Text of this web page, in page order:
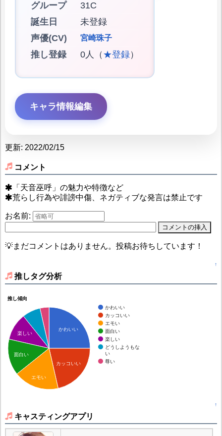
グループ
31C
誕生日
未登録
声優(CV)
宮崎珠子
推し登録 0人（ ★登録）
キャラ情報編集
更新: 2022/02/15
コメント
「天音巫呼」の魅力や特徴など
荒らし行為や誹謗中傷、ネガティブな発言は禁止です
お名前:
💡まだコメントはありません。投稿お待ちしています！
↑
推しタグ分析
推し傾向
かわいい
カッコいい
エモい
面白い
楽しい
どうしようもな
い
尊い
かわいい
カッコいい
楽しい
面白い
エモい
↑
キャスティングアプリ